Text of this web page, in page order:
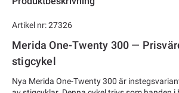
Artikel nr: 27326
Merida One-Twenty 300 —
stigcykel
Nya Merida One-Twenty 300 är